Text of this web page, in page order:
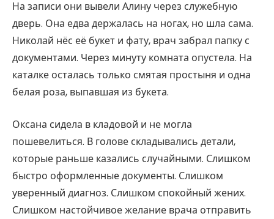
На записи они вывели Алину через служебную
дверь. Она едва держалась на ногах, но шла сама.
Николай нёс её букет и фату, врач забрал папку с
документами. Через минуту комната опустела. На
каталке осталась только смятая простыня и одна
белая роза, выпавшая из букета.
Оксана сидела в кладовой и не могла
пошевелиться. В голове складывались детали,
которые раньше казались случайными. Слишком
быстро оформленные документы. Слишком
уверенный диагноз. Слишком спокойный жених.
Слишком настойчивое желание врача отправить